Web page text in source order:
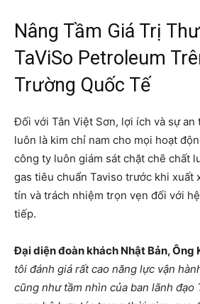
Nâng Tầm Giá Trị
TaViSo Petroleum
Trường Quốc Tế
Đối với Tân Việt Sơn, lợi ích và sự an
luôn là kim chỉ nam cho mọi hoạt
công ty luôn giám sát chặt chẽ chất
gas tiêu chuẩn Taviso trước khi xuất
tín và trách nhiệm trọn vẹn đối với
tiếp.
Đại diện đoàn khách Nhật Bản, Ông
tôi đánh giá rất cao năng lực vận
cũng như tầm nhìn của ban lãnh đạo